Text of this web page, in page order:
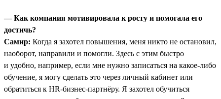
— Как компания мотивировала к росту и помогала его
достичь?
Самир: Когда я захотел повышения, меня никто не остановил,
наоборот, направили и помогли. Здесь с этим быстро
и удобно, например, если мне нужно записаться на какое-либо
обучение, я могу сделать это через личный кабинет или
обратиться к HR-бизнес-партнёру. Я захотел обучиться